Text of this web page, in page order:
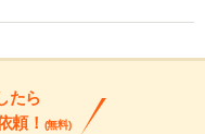
たら
頼！ (無料)